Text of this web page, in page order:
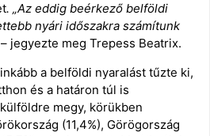
. „Az eddig beérkező belföldi
nyári időszakra számítunk
– jegyezte meg Trepess Beatrix.
a belföldi nyaralást tűzte ki,
és a határon túl is
megy, körükben
(11,4%), Görögország